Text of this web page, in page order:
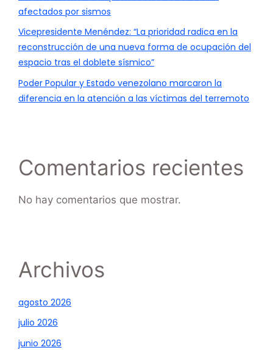
afectados por sismos
Vicepresidente Menéndez: “La prioridad radica en la
reconstrucción de una nueva forma de ocupación del
espacio tras el doblete sísmico”
Poder Popular y Estado venezolano marcaron la
diferencia en la atención a las víctimas del terremoto
Comentarios recientes
No hay comentarios que mostrar.
Archivos
agosto 2026
julio 2026
junio 2026